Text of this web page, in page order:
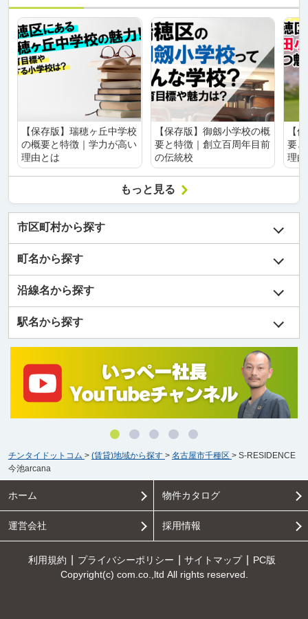
【保存版】瑞穂ヶ丘中学校
の概要と特徴｜学力が高い
理由とは
【保存版】御劔小学校の概
要と特徴｜創立百周年目前
の伝統校
【
要
理
もっと見る
市区町村から探す
町名から探す
沿線名から探す
駅名から探す
チンタイドットコム > (賃貸)地域から探す > 名古屋市千種区 > S-RESIDENCE
今池arcana
ホーム 物件カタログ
運営会社 採用情報
利用規約 プライバシーポリシー サイトマップ
PC版
Copyright(c) com.co.,ltd All rights reserved.